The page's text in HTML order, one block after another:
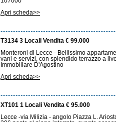
Apri scheda>>
T3134 3 Locali Vendita € 99.000
Monteroni di Lecce - Bellissimo
vani e servizi, con splendido terrazzo a
Immobiliare D'Agostino
Apri scheda>>
XT101 1 Locali Vendita € 95.000
Lecce -via Milizia - angolo Piazza L.